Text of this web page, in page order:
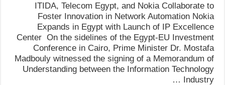
ITIDA, Telecom Egypt, and Nokia Collaborate to
Foster Innovation in Network Automation Nokia
Expands in Egypt with Launch of IP Excellence
Center On the sidelines of the Egypt-EU Investment
Conference in Cairo, Prime Minister Dr. Mostafa
Madbouly witnessed the signing of a Memorandum of
Understanding between the Information Technology
Industry …